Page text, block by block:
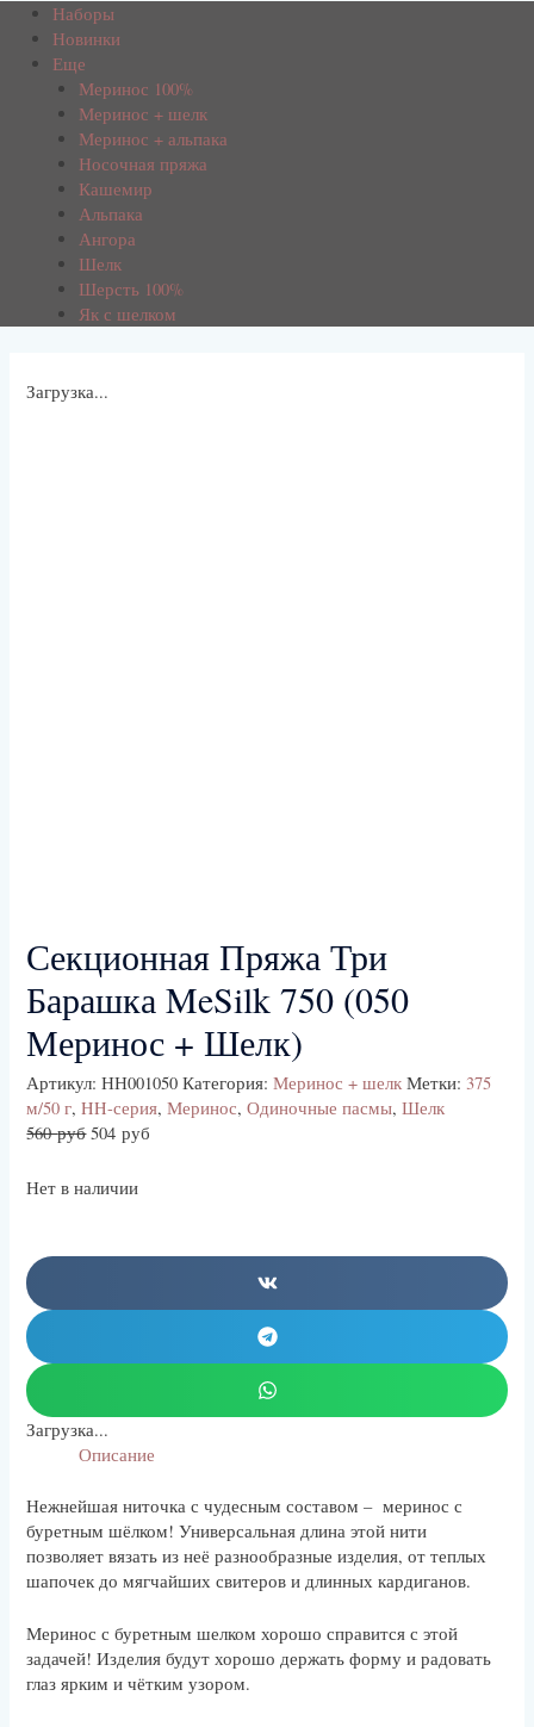
Наборы
Новинки
Еще
Меринос 100%
Меринос + шелк
Меринос + альпака
Носочная пряжа
Кашемир
Альпака
Ангора
Шелк
Шерсть 100%
Як с шелком
Загрузка...
Секционная Пряжа Три
Барашка MeSilk 750 (050
Меринос + Шелк)
Артикул:НН001050 Категория:Меринос + шелк Метки: 375
м/50 г,HH-серия,Меринос,Одиночные пасмы,Шелк
560руб 504руб
Нет в наличии
Загрузка...
Описание
Нежнейшая ниточка с чудесным составом – меринос с
буретным шёлком! Универсальная длина этой нити
позволяет вязать из неё разнообразные изделия, от теплых
шапочек до мягчайших свитеров и длинных кардиганов.
Меринос с буретным шелком хорошо справится с этой
задачей! Изделия будут хорошо держать форму и радовать
глаз ярким и чётким узором.